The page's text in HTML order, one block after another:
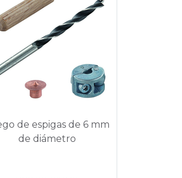
de espigas de 6 mm
de diámetro